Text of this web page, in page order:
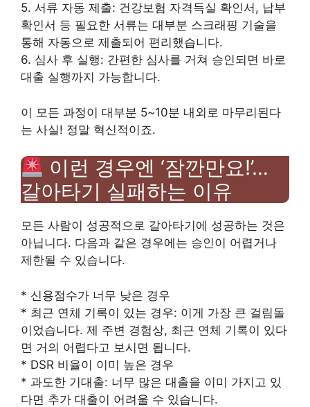
5. 서류 자동 제출: 건강보험 자격득실 확인서, 납부
확인서 등 필요한 서류는 대부분 스크래핑 기술을
통해 자동으로 제출되어 편리했습니다.
6. 심사 후 실행: 간편한 심사를 거쳐 승인되면 바로
대출 실행까지 가능합니다.
이 모든 과정이 대부분 5~10분 내외로 마무리된다
는 사실! 정말 혁신적이죠.
이런 경우엔 ‘잠깐만요!’…
갈아타기 실패하는 이유
모든 사람이 성공적으로 갈아타기에 성공하는 것은
아닙니다. 다음과 같은 경우에는 승인이 어렵거나
제한될 수 있습니다.
* 신용점수가 너무 낮은 경우
* 최근 연체 기록이 있는 경우: 이게 가장 큰 걸림돌
이었습니다. 제 주변 경험상, 최근 연체 기록이 있다
면 거의 어렵다고 보시면 됩니다.
* DSR 비율이 이미 높은 경우
* 과도한 기대출: 너무 많은 대출을 이미 가지고 있
다면 추가 대출이 어려울 수 있습니다.